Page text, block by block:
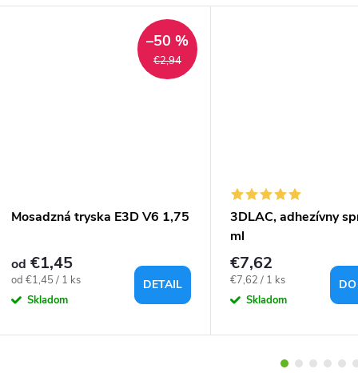
€2,94
–50 %
Mosadzná tryska E3D V6 1,75
od €1,45
Jednotková
cena:
od €1,45 / 1 ks
Skladom
DETAIL
3DLAC, adhezívny
ml
€7,62
Jednotková
cena:
€7,62 / 1 ks
Skladom